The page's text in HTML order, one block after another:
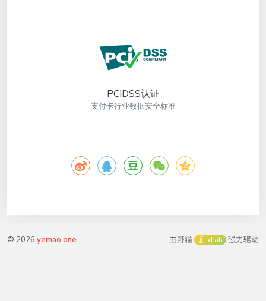
PCIDSS认证
支付卡行业数据安全标准
由野猫 xLab 强力驱动
© 2026 yemao.one